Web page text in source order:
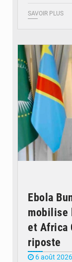
SAVOIR PLUS
Ebola
mobilise
et Africa
riposte
6 août 2026